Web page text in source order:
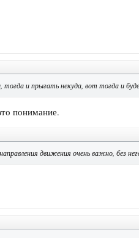
тогда и прыгать некуда, вот тогда и
понимание.
движения очень важно, без